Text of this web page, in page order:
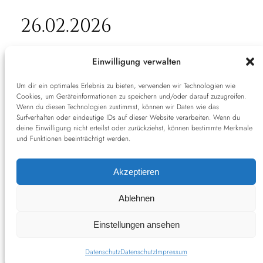
Einwilligung verwalten
Um dir ein optimales Erlebnis zu bieten, verwenden wir Technologien wie
Cookies, um Geräteinformationen zu speichern und/oder darauf zuzugreifen.
Wenn du diesen Technologien zustimmst, können wir Daten wie das
Surfverhalten oder eindeutige IDs auf dieser Website verarbeiten. Wenn du
deine Einwilligung nicht erteilst oder zurückziehst, können bestimmte Merkmale
und Funktionen beeinträchtigt werden.
Akzeptieren
Ablehnen
Einstellungen ansehen
DatenschutzDatenschutzImpressum
26.02.2026
Keine Ergebnisse gefunden
Sie können versuchen,alle Filter zu löschen,oder
navigieren Sie zurHomepage des Shops